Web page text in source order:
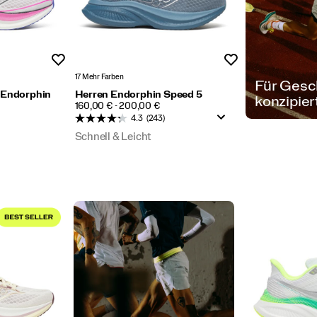
17 Mehr Farben
Herren Endorphin Speed 5
PRICE
160,00 € - 200,00 €
4.3 (243)
Schnell & Leicht
Wunschliste
Für